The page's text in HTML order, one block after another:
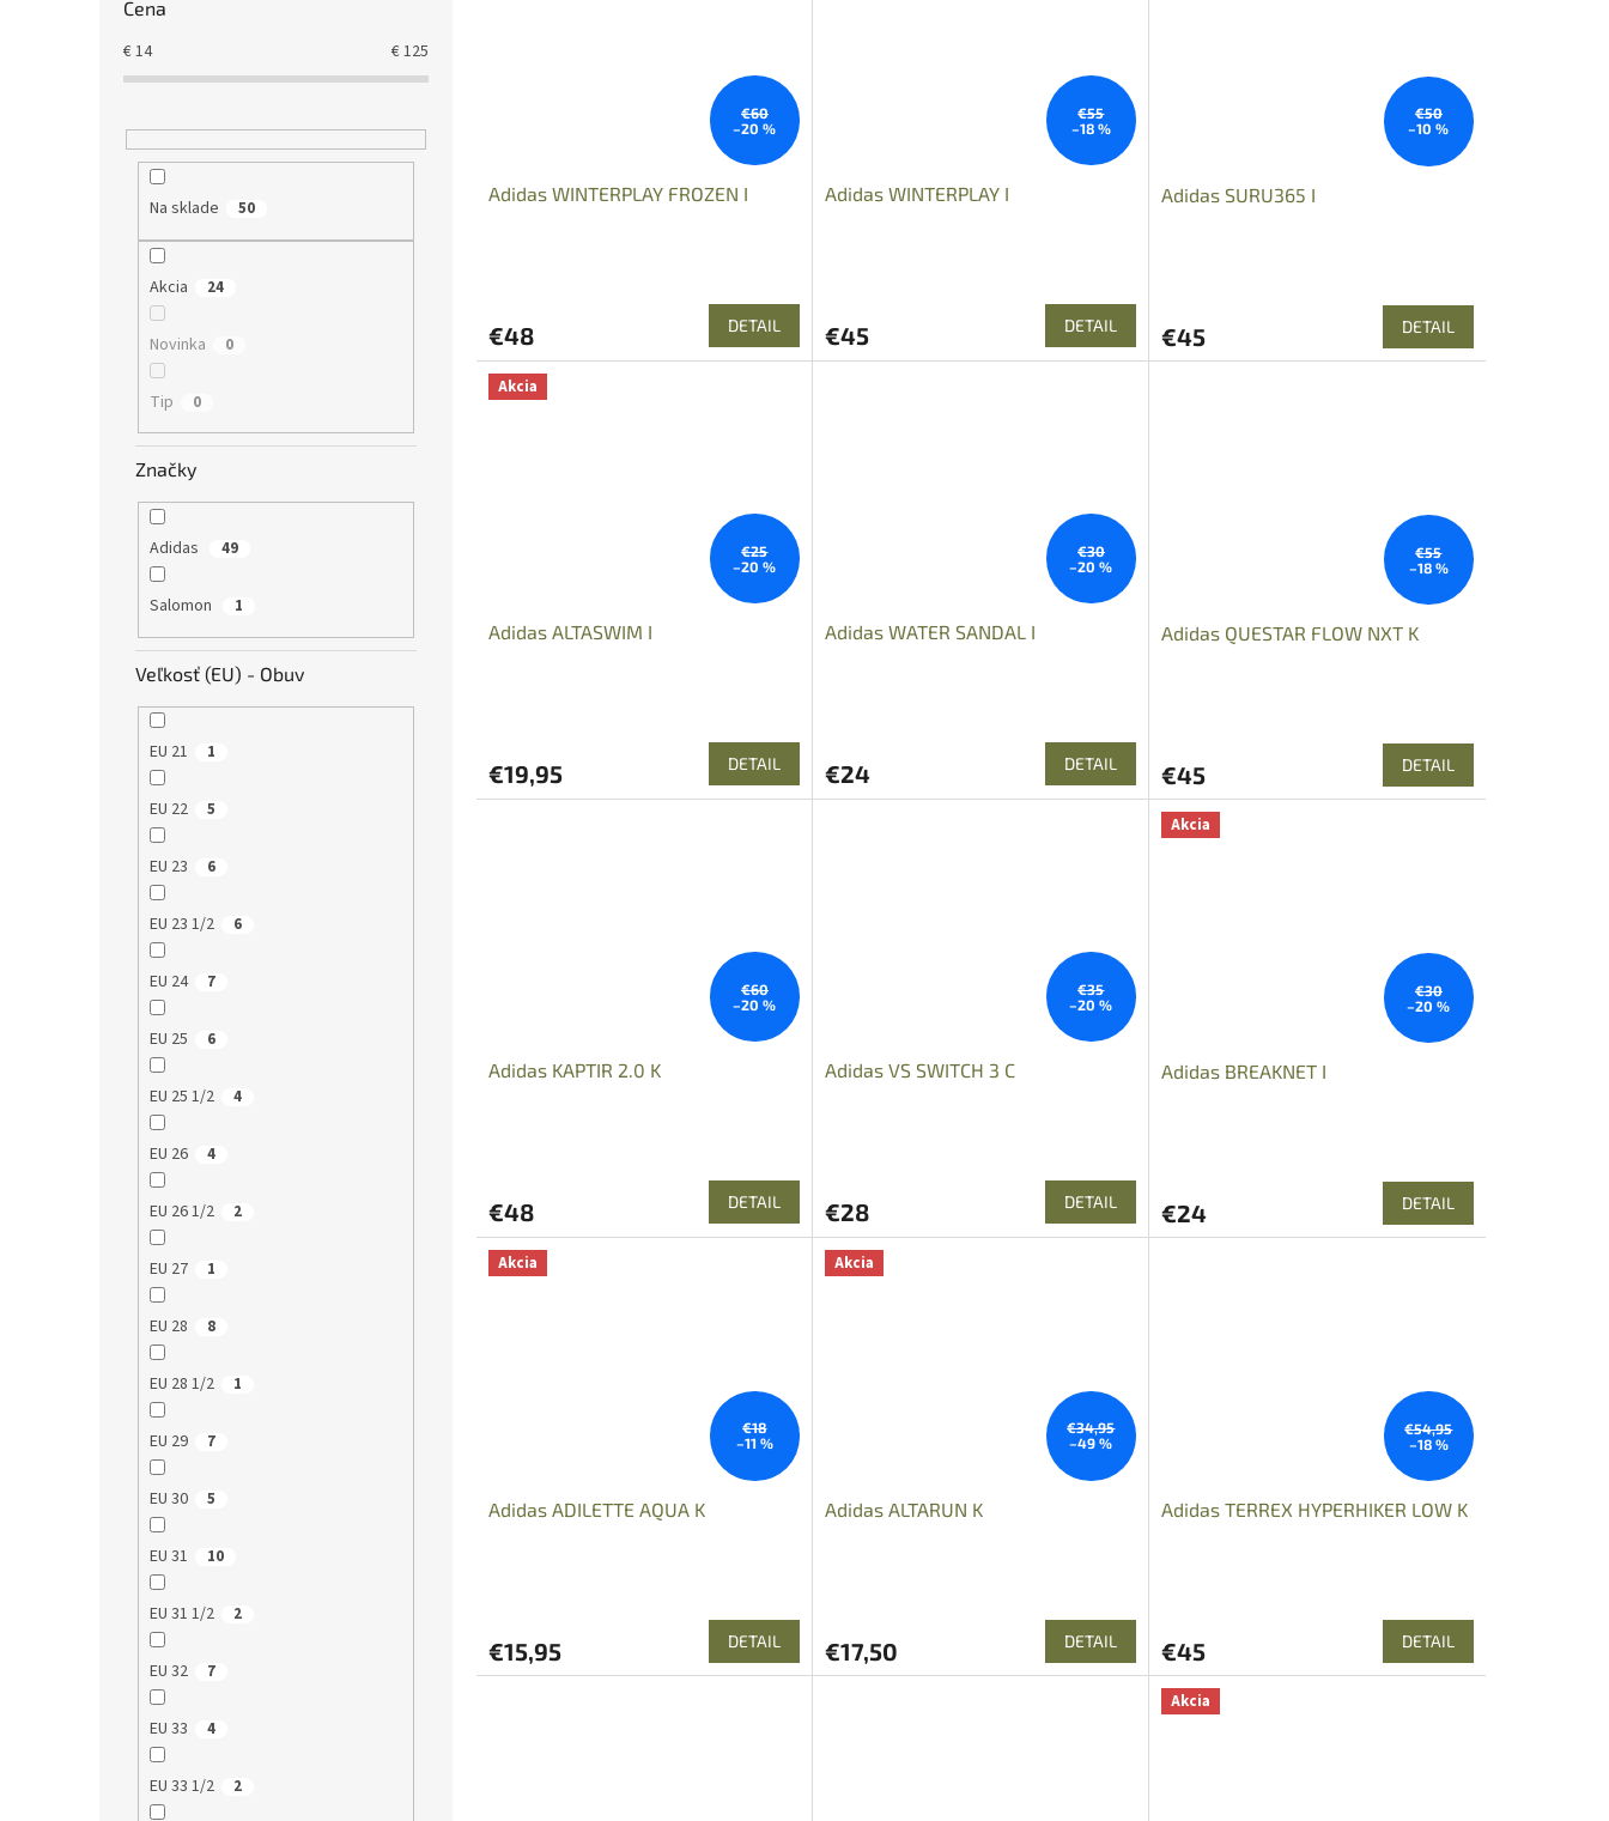
Cena
€14 €125
Na sklade 50
Akcia 24
Novinka 0
Tip 0
Značky
Adidas 49
Salomon 1
Veľkosť (EU) - Obuv
EU 21 1
EU 22 5
EU 23 6
EU 23 1/2 6
EU 24 7
EU 25 6
EU 25 1/2 4
EU 26 4
EU 26 1/2 2
EU 27 1
EU 28 8
EU 28 1/2 1
EU 29 7
EU 30 5
EU 31 10
EU 31 1/2 2
EU 32 7
EU 33 4
EU 33 1/2 2
€60
–20 %
Adidas WINTERPLAY FROZEN I
€48 DETAIL
€55
–18 %
Adidas WINTERPLAY I
€45 DETAIL
€50
–10 %
Adidas SURU365 I
€45 DETAIL
Akcia
€25
–20 %
Adidas ALTASWIM I
€19,95 DETAIL
€30
–20 %
Adidas WATER SANDAL I
€24 DETAIL
€55
–18 %
Adidas QUESTAR FLOW NXT K
€45 DETAIL
€60
–20 %
Adidas KAPTIR 2.0 K
€48 DETAIL
€35
–20 %
Adidas VS SWITCH 3 C
€28 DETAIL
Akcia
€30
–20 %
Adidas BREAKNET I
€24 DETAIL
Akcia
€18
–11 %
Adidas ADILETTE AQUA K
€15,95 DETAIL
Akcia
€34,95
–49 %
Adidas ALTARUN K
€17,50 DETAIL
€54,95
–18 %
Adidas TERREX HYPERHIKER LOW K
€45 DETAIL
Akcia